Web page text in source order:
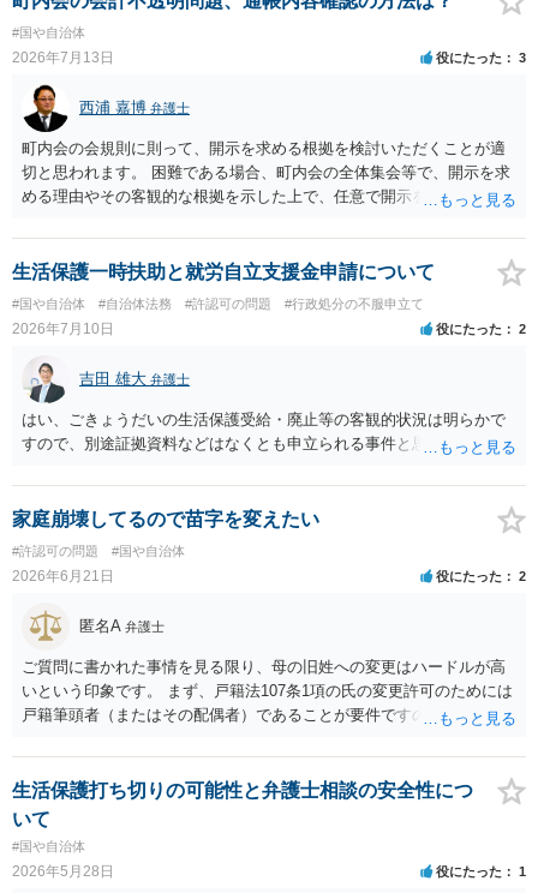
#国や自治体
2026年7月13日 役にたった 3
西浦 嘉博 弁護士
町内会の会規則に則って、開示を求める根拠を検討いただくことが適
切と思われます。 困難である場合、町内会の全体集会等で、開示を求
める理由やその客観的な根拠を示した上で、任意で開示を求めること
法律事務所での相談を検討ください。
生活保護一時扶助と就労自立支援金申請について
#国や自治体 #自治体法務 #許認可の問題 #行政処分の不服申立て
2026年7月10日 役にたった 2
吉田 雄大 弁護士
はい、ごきょうだいの生活保護受給・廃止等の客観的状況は明らかで
すので、別途証拠資料などはなくとも申立られる事件と思います。
家庭崩壊してるので苗字を変えたい
#許認可の問題 #国や自治体
2026年6月21日 役にたった 2
匿名A 弁護士
ご質問に書かれた事情を見る限り、母の旧姓への変更はハードルが高
いという印象です。 まず、戸籍法107条1項の氏の変更許可のためには
戸籍筆頭者（またはその配偶者）であることが要件ですので、現在父
では戸籍法107条1項に定める「やむを得ない事由」が必要になります
が、希望する氏は生来称していたものではなく、肝心の同居の母は婚
氏続称しており母と氏を合わせるという点での必要性が説明できない
（むしろ不自然な状況になる）こと、本件は親族間の揉め事を内容と
するもので精神的・心理的理由と把握されて許可が得られにくいと考
えられること、等からみれば、簡単に許可は得られないのではないか
生活保護打ち切りの可能性と弁護士相談の安全性につ
いて
#国や自治体
2026年5月28日 役にたった 1